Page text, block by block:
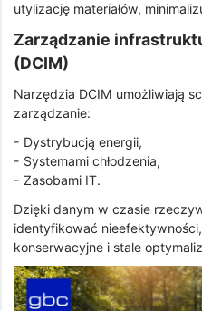
utylizację materiałów,
Zarządzanie
(DCIM)
Narzędzia DCIM umożliwiają
zarządzanie:
- Dystrybucją energii,
- Systemami chłodzenia,
- Zasobami IT.
Dzięki danym w czasie
identyfikować
konserwacyjne i stale